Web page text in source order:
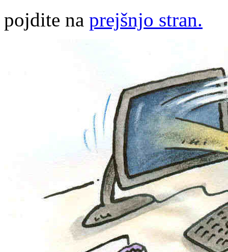
pojdite na prejšnjo stran.